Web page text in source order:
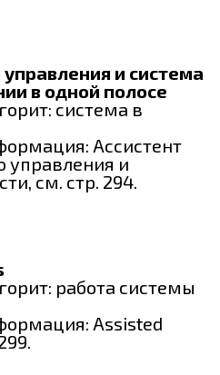
и система
в одной полосе
система в
Ассистент
управления и
см. стр. 294.
работа системы
Assisted